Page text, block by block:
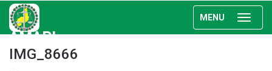
MENU
AMAPI
IMG_8666